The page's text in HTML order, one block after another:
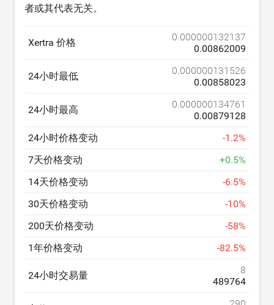
者或其代表无关。
Xertra 价格
0.000000132137
0.00862009
24小时最低
0.000000131526
0.00858023
24小时最高
0.000000134761
0.00879128
24小时价格变动
-1.2%
7天价格变动
+0.5%
14天价格变动
-6.5%
30天价格变动
-10%
200天价格变动
-58%
1年价格变动
-82.5%
24小时交易量
8
489764